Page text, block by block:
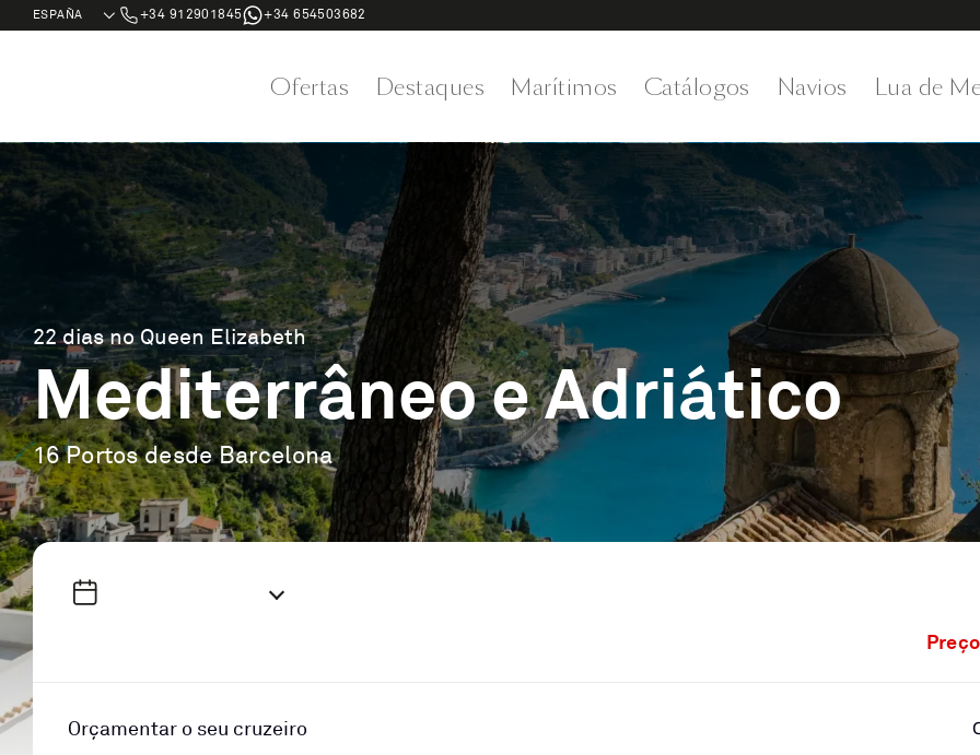
+34 912901845 +34 654503682
Ofertas Destaques Marítimos Catálogos Navios Lua de
22 dias no Queen Elizabeth
Mediterrâneo e Adriático
16 Portos desde Barcelona
Orçamentar o seu cruzeiro